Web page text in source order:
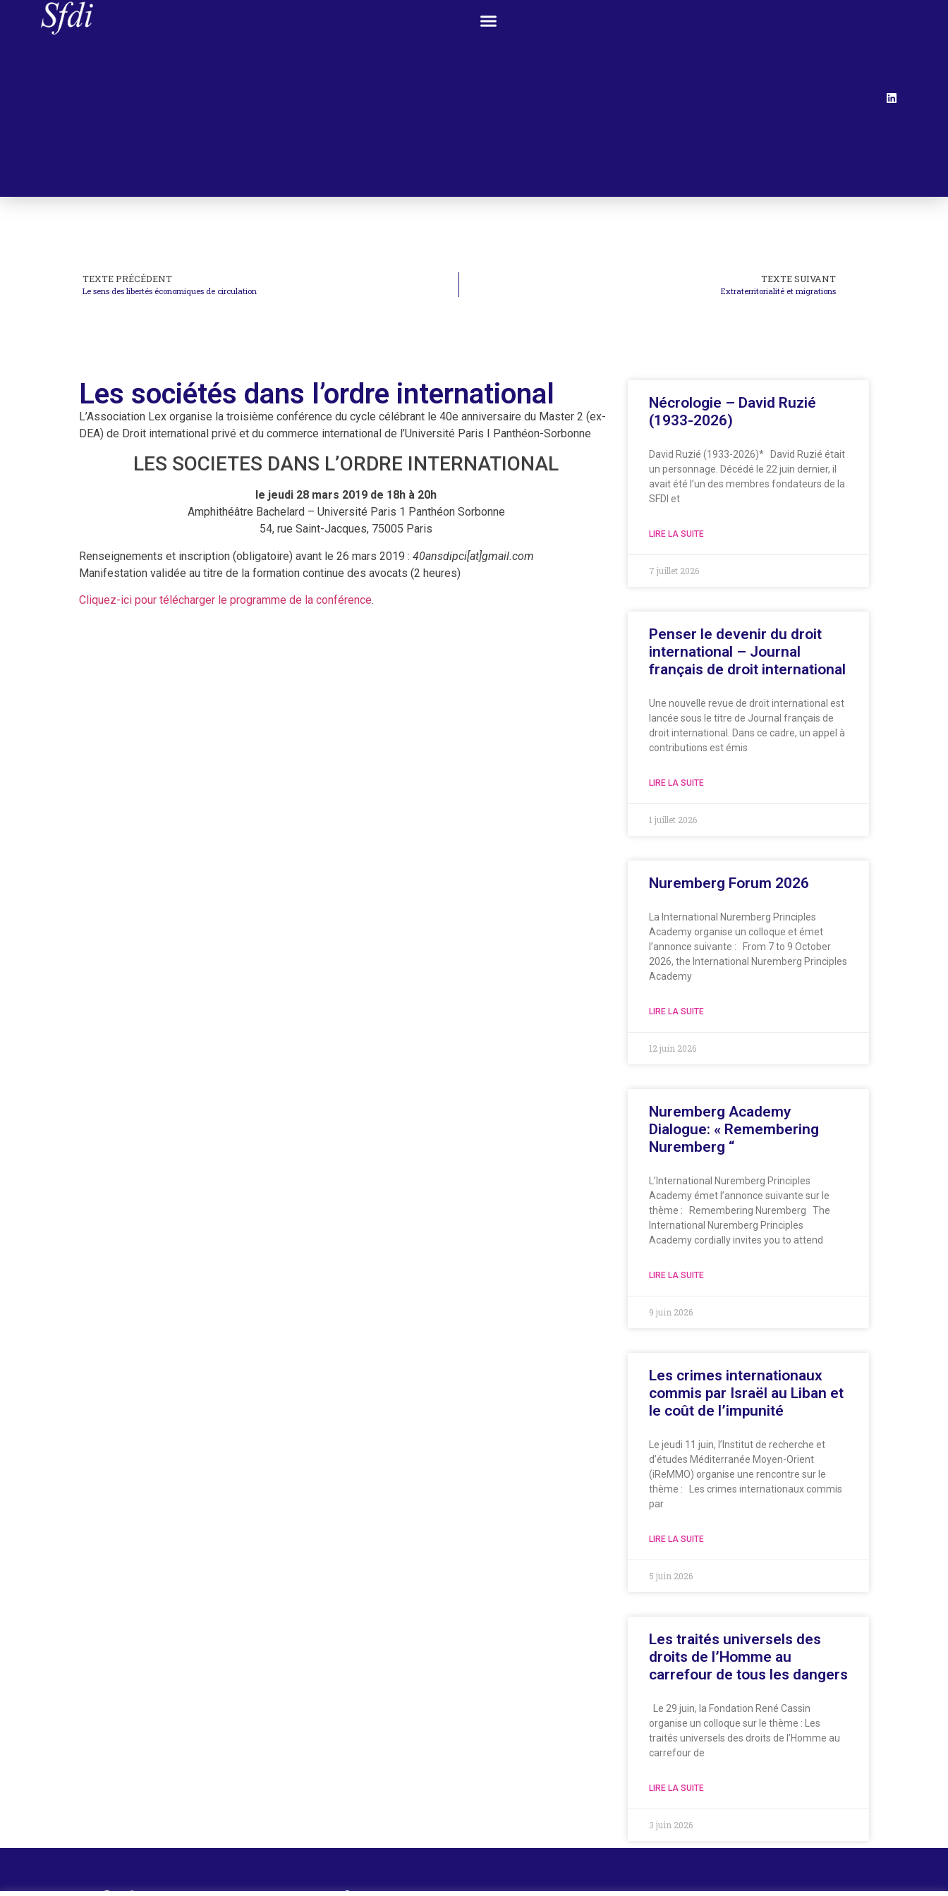
TEXTE PRÉCÉDENT
Le sens des libertés économiques de circulation
TEXTE SUIVANT
Extraterritorialité et migrations
Les sociétés dans l’ordre international
L’Association Lex organise la troisième conférence du cycle célébrant le 40e anniversaire du Master 2 (ex-
DEA) de Droit international privé et du commerce international de l’Université Paris I Panthéon-Sorbonne
LES SOCIETES DANS L’ORDRE INTERNATIONAL
le jeudi 28 mars 2019 de 18h à 20h
Amphithéâtre Bachelard – Université Paris 1 Panthéon Sorbonne
54, rue Saint-Jacques, 75005 Paris
Renseignements et inscription (obligatoire) avant le 26 mars 2019 : 40ansdipci[at]gmail.com
Manifestation validée au titre de la formation continue des avocats (2 heures)
Cliquez-ici pour télécharger le programme de la conférence.
Nécrologie – David Ruzié
(1933-2026)
David Ruzié (1933-2026)* David Ruzié était
un personnage. Décédé le 22 juin dernier, il
avait été l’un des membres fondateurs de la
SFDI et
LIRE LA SUITE
7 juillet 2026
Penser le devenir du droit
international – Journal
français de droit international
Une nouvelle revue de droit international est
lancée sous le titre de Journal français de
droit international. Dans ce cadre, un appel à
contributions est émis
LIRE LA SUITE
1 juillet 2026
Nuremberg Forum 2026
La International Nuremberg Principles
Academy organise un colloque et émet
l’annonce suivante : From 7 to 9 October
2026, the International Nuremberg Principles
Academy
LIRE LA SUITE
12 juin 2026
Nuremberg Academy
Dialogue: « Remembering
Nuremberg “
L’International Nuremberg Principles
Academy émet l’annonce suivante sur le
thème : Remembering Nuremberg The
International Nuremberg Principles
Academy cordially invites you to attend
LIRE LA SUITE
9 juin 2026
Les crimes internationaux
commis par Israël au Liban et
le coût de l’impunité
Le jeudi 11 juin, l’Institut de recherche et
d’études Méditerranée Moyen-Orient
(iReMMO) organise une rencontre sur le
thème : Les crimes internationaux commis
par
LIRE LA SUITE
5 juin 2026
Les traités universels des
droits de l’Homme au
carrefour de tous les dangers
Le 29 juin, la Fondation René Cassin
organise un colloque sur le thème : Les
traités universels des droits de l’Homme au
carrefour de
LIRE LA SUITE
3 juin 2026